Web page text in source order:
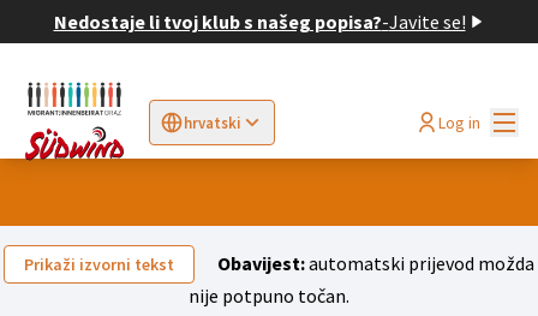
Nedostaje li tvoj klub s našeg popisa?-Javite se!
hrvatski
Sprache wählen Elegir el idioma
Log in
Prikaži izvorni tekst Obavijest:automatski prijevod možda
nije potpuno točan.